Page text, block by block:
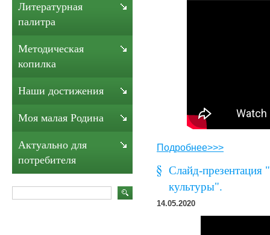
Подробнее>>>
Слайд-презентация
культуры".
14.05.2020
Литературная
палитра
Методическая
копилка
Наши достижения
Моя малая Родина
Актуально для
потребителя